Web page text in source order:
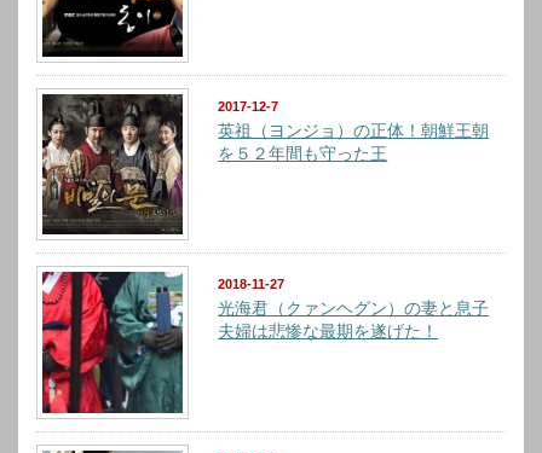
2017-12-7
英祖（ヨンジョ）の正体！朝鮮王朝
を５２年間も守った王
2018-11-27
光海君（クァンヘグン）の妻と息子
夫婦は悲惨な最期を遂げた！